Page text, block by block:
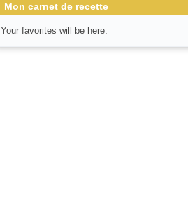
Mon carnet de recette
Your favorites will be here.